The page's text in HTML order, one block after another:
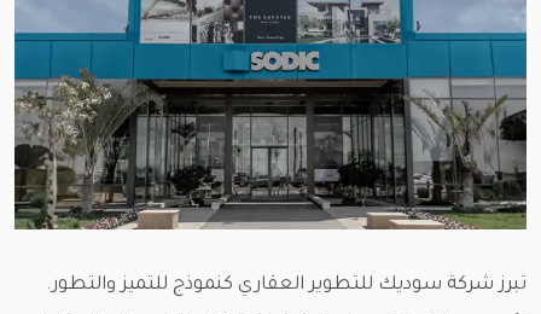
تبرز شركة سوديك للتطوير العقاري كنموذج للتميز والتطور.